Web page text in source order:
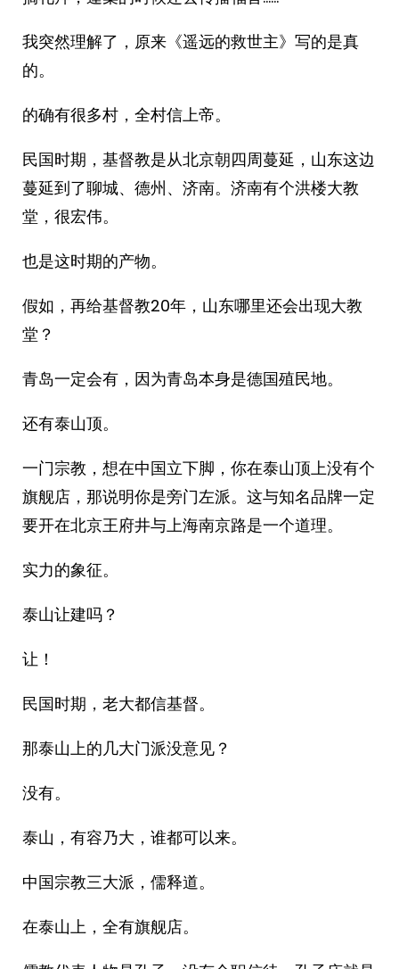
我突然理解了，原来《遥远的救世主》写的是真
的。
的确有很多村，全村信上帝。
民国时期，基督教是从北京朝四周蔓延，山东这边
蔓延到了聊城、德州、济南。济南有个洪楼大教
堂，很宏伟。
也是这时期的产物。
假如，再给基督教20年，山东哪里还会出现大教
堂？
青岛一定会有，因为青岛本身是德国殖民地。
还有泰山顶。
一门宗教，想在中国立下脚，你在泰山顶上没有个
旗舰店，那说明你是旁门左派。这与知名品牌一定
要开在北京王府井与上海南京路是一个道理。
实力的象征。
泰山让建吗？
让！
民国时期，老大都信基督。
那泰山上的几大门派没意见？
没有。
泰山，有容乃大，谁都可以来。
中国宗教三大派，儒释道。
在泰山上，全有旗舰店。